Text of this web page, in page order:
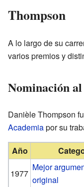
Thompson
A lo largo de su
varios premios y
Nominación
Danièle Thompson
Academiapor su
Año
1977
Mejor
original